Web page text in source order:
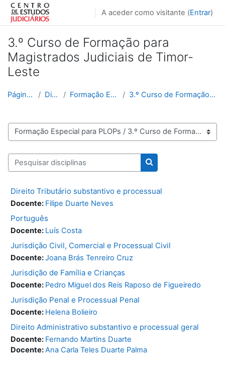
Ir para o conteúdo principal
A aceder como visitante (Entrar)
3.º Curso de Formação para
Magistrados Judiciais de Timor-
Leste
Página principal Disciplinas Formação Especial para PLOPs 3.º Curso de Formação para Magistrados Judiciais d...
Categorias de disciplinas
Pesquisar disciplinas
Pesquisar disciplinas
Direito Tributário substantivo e processual
Docente: Filipe Duarte Neves
Português
Docente: Luís Costa
Jurisdição Civil, Comercial e Processual Civil
Docente:Joana Brás Tenreiro Cruz
Jurisdição de Família e Crianças
Docente: Pedro Miguel dos Reis Raposo de Figueiredo
Jurisdição Penal e Processual Penal
Docente: Helena Bolieiro
Direito Administrativo substantivo e processual geral
Docente: Fernando Martins Duarte
Docente:Ana Carla Teles Duarte Palma